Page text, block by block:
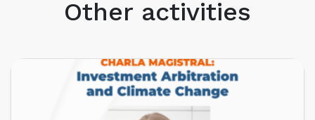
Other activities
UPCOMING EVENTS